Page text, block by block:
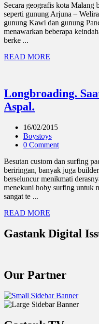
Secara geografis kota Malang
seperti gunung Arjuna –
gunung Kawi dan gunung
menawarkan beberapa
berke ...
READ MORE
Longbroading.
Aspal.
16/02/2015
Boystoys
0 Comment
Besutan custom dan surfing
beriringan, banyak juga
berseluncur menikmati
menekuni hoby surfing untuk
sangat te ...
READ MORE
Gastank Digital
Our Partner